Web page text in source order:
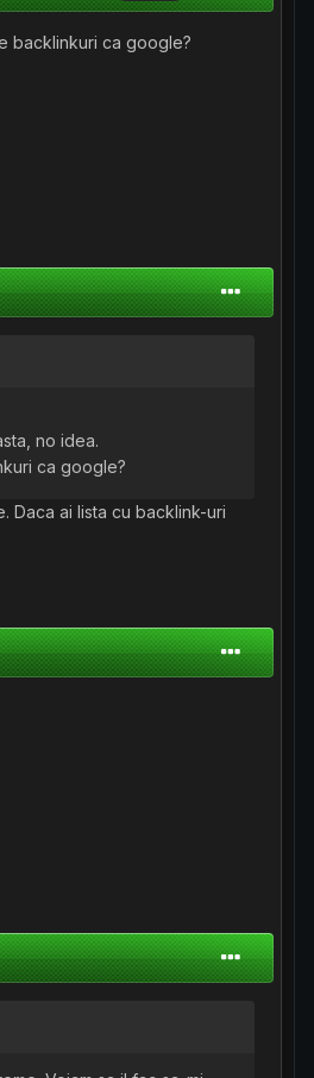
backlinkuri ca google?
no idea.
ca google?
Daca ai lista cu backlink-uri